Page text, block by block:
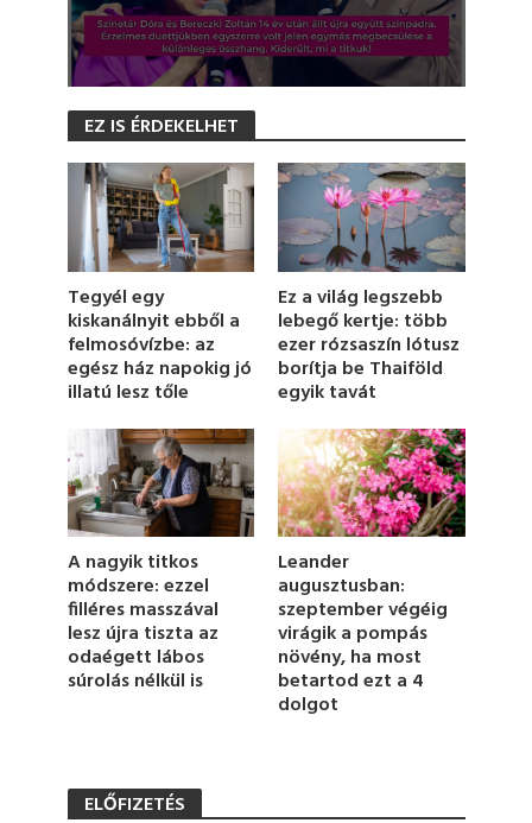
s
6
s
e
c
o
n
EZ IS ÉRDEKELHET
Tegyél egy
kiskanálnyit ebből a
felmosóvízbe: az
egész ház napokig jó
illatú lesz tőle
Ez a világ legszebb
lebegő kertje: több
ezer rózsaszín lótusz
borítja be Thaiföld
egyik tavát
A nagyik titkos
módszere: ezzel
filléres masszával
lesz újra tiszta az
odaégett lábos
súrolás nélkül is
Leander
augusztusban:
szeptember végéig
virágik a pompás
növény, ha most
betartod ezt a 4
dolgot
ELŐFIZETÉS